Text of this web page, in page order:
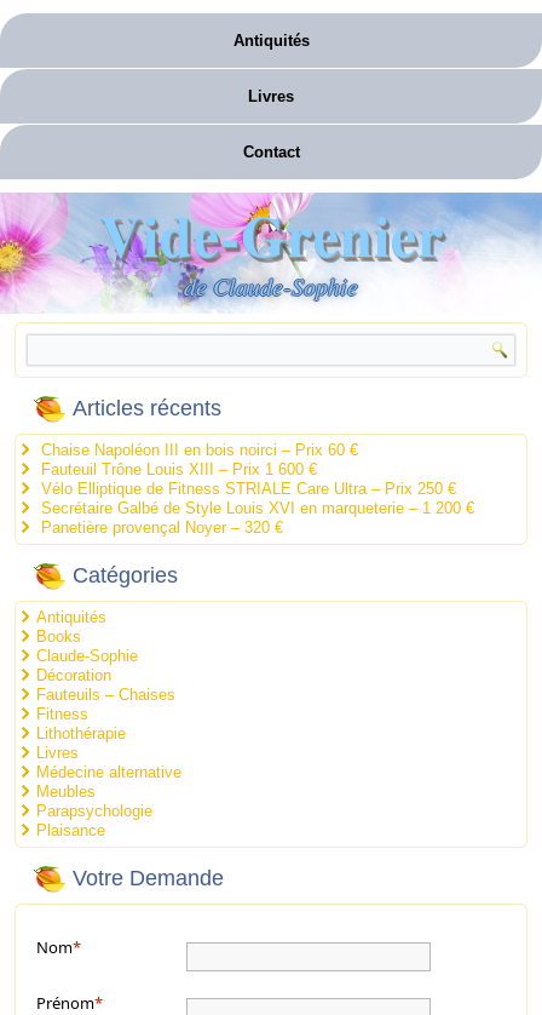
Antiquités
Livres
Contact
Vide-Grenier
de Claude-Sophie
Articles récents
Chaise Napoléon III en bois noirci – Prix 60 €
Fauteuil Trône Louis XIII – Prix 1 600 €
Vélo Elliptique de Fitness STRIALE Care Ultra – Prix 250 €
Secrétaire Galbé de Style Louis XVI en marqueterie – 1 200 €
Panetière provençal Noyer – 320 €
Catégories
Antiquités
Books
Claude-Sophie
Décoration
Fauteuils – Chaises
Fitness
Lithothérapie
Livres
Médecine alternative
Meubles
Parapsychologie
Plaisance
Votre Demande
Nom*
Prénom*